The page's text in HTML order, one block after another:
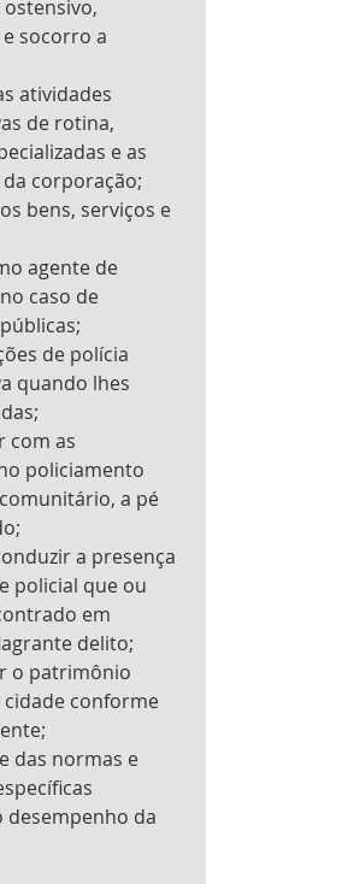
socorro a
atividades
de rotina,
e as
corporação;
bens, serviços e
agente de
caso de
de polícia
quando lhes
com as
policiamento
a pé
a presença
policial que ou
em
delito;
o patrimônio
conforme
das normas e
desempenho da